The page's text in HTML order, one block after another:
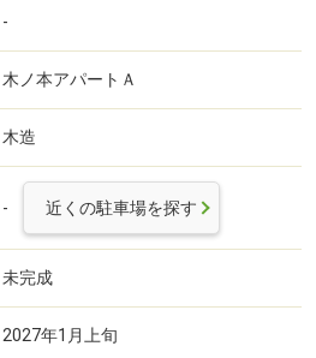
-
木ノ本アパートＡ
木造
- 近くの駐車場を探す
未完成
2027年1月上旬